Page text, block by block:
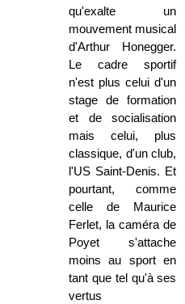
qu'exalte un
mouvement musical
d'Arthur Honegger.
Le cadre sportif
n'est plus celui d'un
stage de formation
et de socialisation
mais celui, plus
classique, d'un club,
l'US Saint-Denis. Et
pourtant, comme
celle de Maurice
Ferlet, la caméra de
Poyet s'attache
moins au sport en
tant que tel qu'à ses
vertus